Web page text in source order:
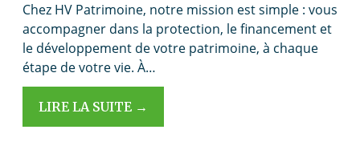
Chez HV Patrimoine, notre mission est simple : vous
accompagner dans la protection, le financement et
le développement de votre patrimoine, à chaque
étape de votre vie. À…
LIRE LA SUITE →